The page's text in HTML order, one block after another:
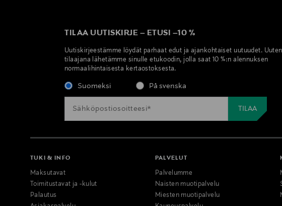
TILAA UUTISKIRJE – ETUSI –10 %
Uutiskirjeestämme löydät parhaat edut ja ajankohtaiset uutuudet.
tilaajana lähetämme sinulle etukoodin, jolla saat 10 %:n alennuksen
normaalihintaisesta kertaostoksesta.
Suomeksi På svenska
TUKI & INFO
Maksutavat
Toimitustavat ja -kulut
Palautus
PALVELUT
Palvelumme
Naisten muotipalvelu
Miesten muotipalvelu